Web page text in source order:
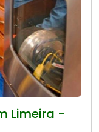
Limeira -